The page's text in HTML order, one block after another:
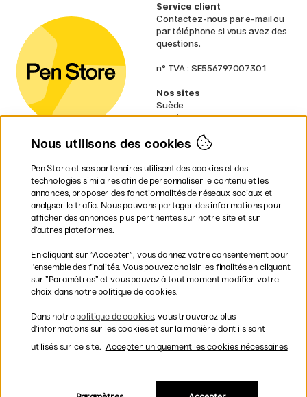
Service client
Contactez-nous par e-mail ou
par téléphone si vous avez des
questions.
n° TVA : SE556797007301
Nos sites
Suède
Norvège
Finlande
Irlande
Pays-Bas
Royaume-Uni
UE
volumineux.
Les modes de paiement
Nous utilisons des cookies
Pen Store et ses partenaires utilisent des cookies et des
technologies similaires afin de personnaliser le contenu et les
annonces, proposer des fonctionnalités de réseaux sociaux et
analyser le trafic. Nous pouvons partager des informations pour
afficher des annonces plus pertinentes sur notre site et sur
d’autres plateformes.
En cliquant sur ”Accepter”, vous donnez votre consentement pour
l’ensemble des finalités. Vous pouvez choisir les finalités en cliquant
sur ”Paramètres” et vous pouvez à tout moment modifier votre
choix dans notre politique de cookies.
Dans notre politique de cookies, vous trouverez plus
d’informations sur les cookies et sur la manière dont ils sont
utilisés sur ce site. Accepter uniquement les cookies nécessaires